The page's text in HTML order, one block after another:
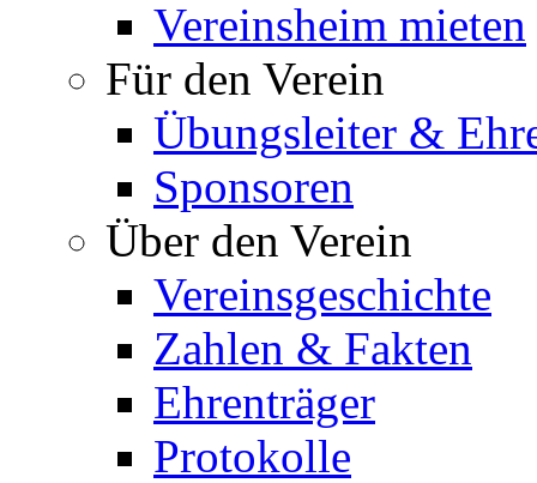
Vereinsheim mieten
Für den Verein
Übungsleiter &
Sponsoren
Über den Verein
Vereinsgeschichte
Zahlen & Fakten
Ehrenträger
Protokolle